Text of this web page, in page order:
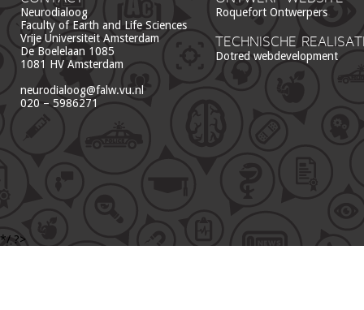
Neurodialoog
Faculty of Earth and Life Sciences
Vrije Universiteit Amsterdam
De Boelelaan 1085
1081 HV Amsterdam
neurodialoog@falw.vu.nl
020 – 5986271
Roquefort Ontwerpers
TECHNISCHE
Dotred webdevelopment
*/ ?>